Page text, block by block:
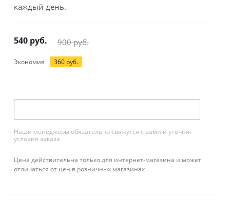
каждый день.
540 руб. 900руб.
Экономия 360 руб.
Наши менеджеры обязательно свяжутся с вами и уточнят
условия заказа
Цена действительна только для интернет-магазина и может
отличаться от цен в розничных магазинах